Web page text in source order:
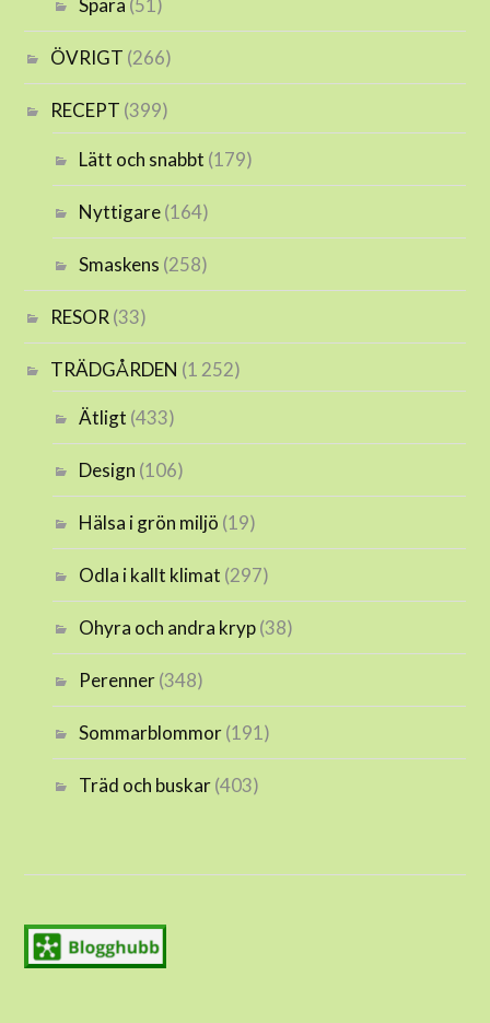
Spara (51)
ÖVRIGT (266)
RECEPT (399)
Lätt och snabbt (179)
Nyttigare(164)
Smaskens (258)
RESOR (33)
TRÄDGÅRDEN (1 252)
Ätligt (433)
Design (106)
Hälsa i grön miljö (19)
Odla i kallt klimat (297)
Ohyra och andra kryp(38)
Perenner(348)
Sommarblommor(191)
Träd och buskar(403)